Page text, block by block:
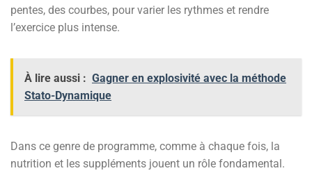
pentes, des courbes, pour varier les rythmes et rendre
l’exercice plus intense.
À lire aussi : Gagner en explosivité avec la méthode
Stato-Dynamique
Dans ce genre de programme, comme à chaque fois, la
nutrition et les suppléments jouent un rôle fondamental.